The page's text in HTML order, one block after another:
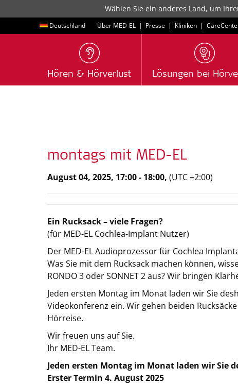
Wählen Sie ein anderes Land, um
Deutschland Über MED-EL | Presse | Kliniken |
Hören & Hörverlust Lösungen bei
montags mit MED-EL
August 04, 2025, 17:00 - 18:00, (UTC +2:00)
Ein Rucksack – viele Fragen?
(für MED-EL Cochlea-Implant Nutzer)
Der MED-EL Audioprozessor für Cochlea
Was Sie mit dem Rucksack machen können,
RONDO 3 oder SONNET 2 aus? Wir bringen
Jeden ersten Montag im Monat laden wir Sie
Videokonferenz ein. Wir gehen beiden
Hörreise.
Wir freuen uns auf Sie.
Ihr MED-EL Team.
Jeden ersten Montag im Monat laden wir Sie
Erster Termin 4. August 2025